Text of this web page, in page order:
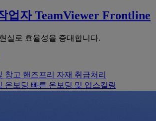
업자 TeamViewer Frontline
실로 효율성을 증대합니다.
창고 핸즈프리 자재 취급처리
온보딩 빠른 온보딩 및 업스킬링